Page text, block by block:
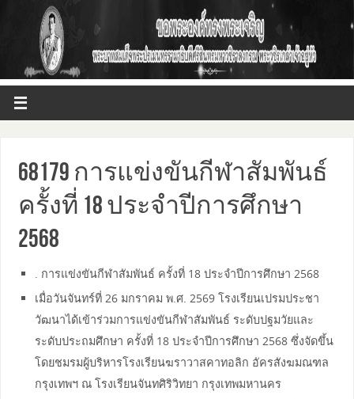
68179 การแข่งขันกีฬาสัมพันธ์
ครั้งที่ 18 ประจำปีการศึกษา
2568
. การแข่งขันกีฬาสัมพันธ์ ครั้งที่ 18 ประจำปีการศึกษา 2568
เมื่อวันจันทร์ที่ 26 มกราคม พ.ศ. 2569 โรงเรียนเปรมประชา
วัฒนาได้เข้าร่วมการแข่งขันกีฬาสัมพันธ์ ระดับปฐมวัยและ
ระดับประถมศึกษา ครั้งที่ 18 ประจำปีการศึกษา 2568 ซึ่งจัดขึ้น
โดยชมรมผู้บริหารโรงเรียนฆราวาสคาทอลิก อัครสังฆมณฑล
กรุงเทพฯ ณ โรงเรียนจันทศิริวิทยา กรุงเทพมหานคร